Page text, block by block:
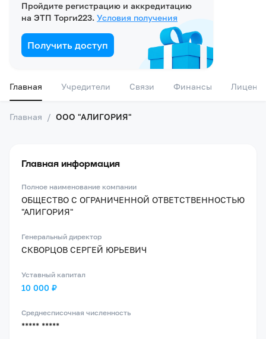
Пройдите регистрацию и аккредитацию
на ЭТП Торги223. Условия получения
Получить доступ
Главная Учредители Связи Финансы
Главная / ООО "АЛИГОРИЯ"
Главная информация
Полное наименование компании
ОБЩЕСТВО С ОГРАНИЧЕННОЙ ОТВЕТСТВЕННОСТЬЮ
"АЛИГОРИЯ"
Генеральный директор
СКВОРЦОВ СЕРГЕЙ ЮРЬЕВИЧ
Уставный капитал
10 000 ₽
Среднесписочная численность
***** *****